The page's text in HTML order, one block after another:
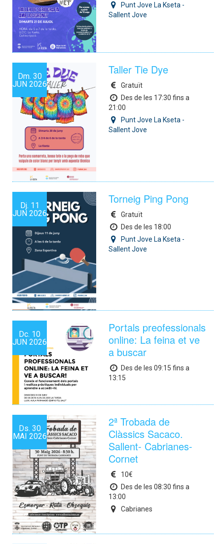
Punt Jove La Kseta -
Sallent Jove
Dm. 30
JUN 2026
Taller Tie Dye
Gratuït
Des de les 17:30 fins a
21:00
Punt Jove La Kseta -
Sallent Jove
Dj. 11
JUN 2026
Torneig Ping Pong
Gratuït
Des de les 18:00
Punt Jove La Kseta -
Sallent Jove
Dc. 10
JUN 2026
Portals preofessionals
online: La feina et ve
a buscar
Des de les 09:15 fins a
13:15
Ds. 30
MAI 2026
2ª Trobada de
Clàssics Sacaco.
Sallent- Cabrianes-
Cornet
10€
Des de les 08:30 fins a
13:00
Cabrianes